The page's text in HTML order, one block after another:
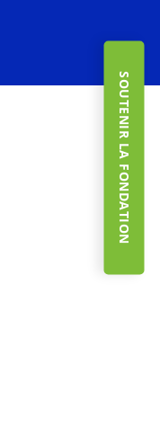
SOUTENIR LA FONDATION